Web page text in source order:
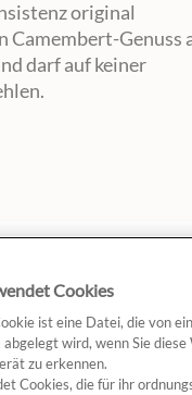
original
Camembert-Genuss
darf auf keiner
Cookies
ist eine Datei, die von
wird, wenn Sie
zu erkennen.
Cookies, die für ihr